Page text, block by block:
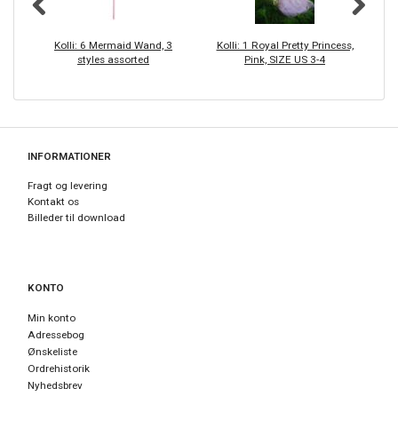
Kolli: 6 Mermaid Wand, 3
styles assorted
Kolli: 1 Royal Pretty Princess,
Pink, SIZE US 3-4
INFORMATIONER
Fragt og levering
Kontakt os
Billeder til download
KONTO
Min konto
Adressebog
Ønskeliste
Ordrehistorik
Nyhedsbrev